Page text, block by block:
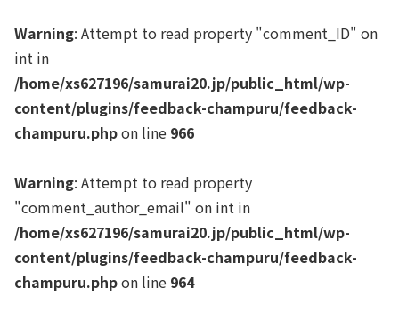
Warning: Attempt to read property "comment_ID" on
int in
/home/xs627196/samurai20.jp/public_html/wp-
content/plugins/feedback-champuru/feedback-
champuru.phpon line 966
Warning: Attempt to read property
"comment_author_email" on int in
/home/xs627196/samurai20.jp/public_html/wp-
content/plugins/feedback-champuru/feedback-
champuru.phpon line 964